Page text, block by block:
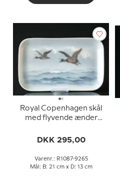
Royal Copenhagen skål
med flyvende ænder
DKK 295,00
Varenr.: R1087-9265
Mål: B: 21 cm x D: 13 cm